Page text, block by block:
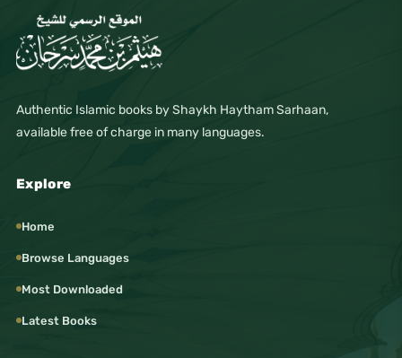
Authentic Islamic books by Shaykh Haytham Sarhaan,
available free of charge in many languages.
Explore
Home
Browse Languages
Most Downloaded
Latest Books